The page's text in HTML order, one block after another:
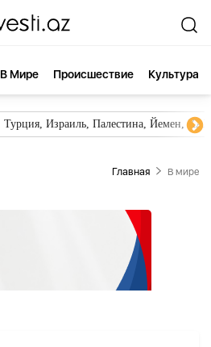
В Мире Происшествие Культура
Израиль, Палестина, Йемен,
Главная В мире